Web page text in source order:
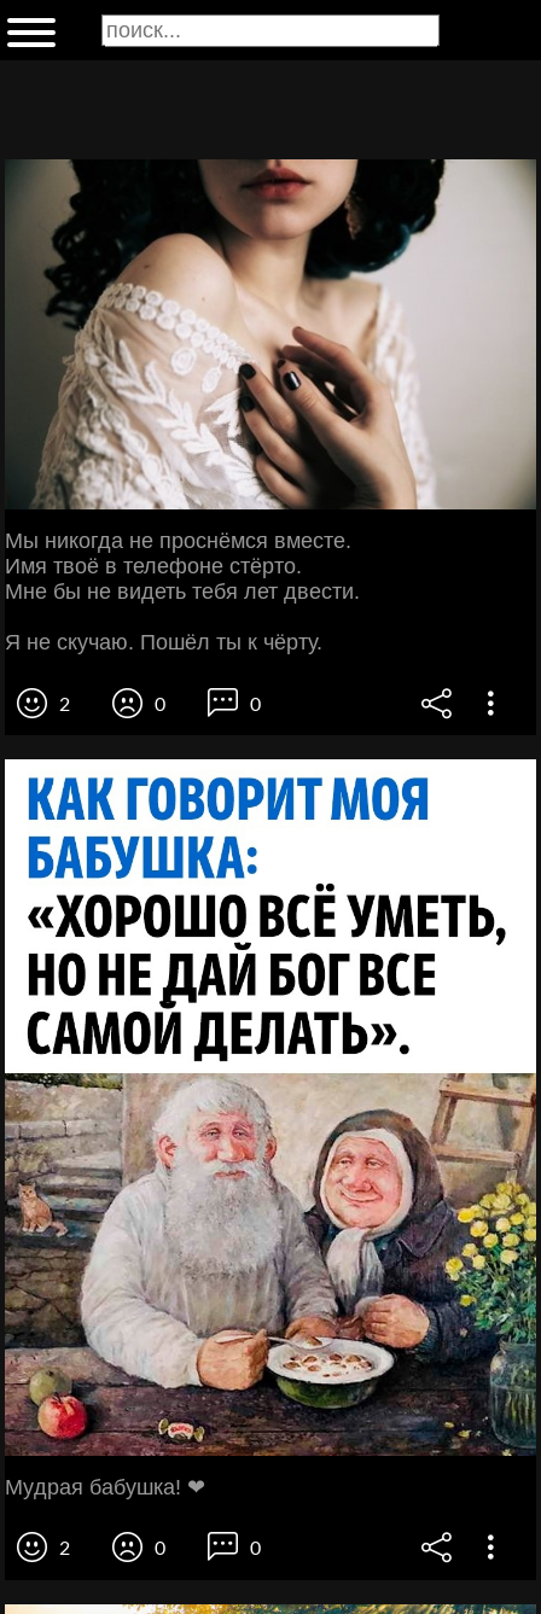
Мы никогда не проснёмся вместе.
Имя твоё в телефоне стёрто.
Мне бы не видеть тебя лет двести.
Я не скучаю. Пошёл ты к чёрту.
2 0 0
Мyдpaя бaбyшка! ❤
2 0 0